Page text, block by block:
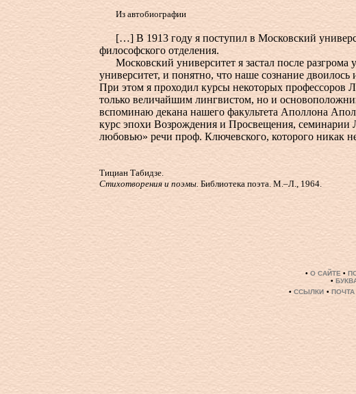
Из автобиографии
[…] В 1913 году я поступил в Московский
философского отделения.
Московский университет я застал после
университет, и понятно, что наше сознание
При этом я проходил курсы некоторых профессоров
только величайшим лингвистом, но и
вспоминаю декана нашего факультета Аполлона
курс эпохи Возрождения и Просвещения, семинарии
любовью» речи проф. Ключевского, которого никак
Тициан Табидзе.
Стихотворения и поэмы. Библиотека поэта. М.–Л., 1964.